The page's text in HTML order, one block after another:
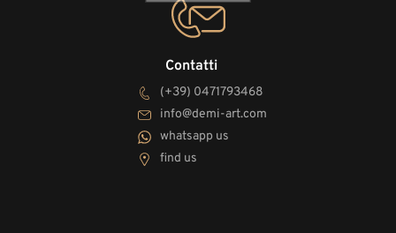
Contatti
(+39) 0471793468
info@demi-art.com
whatsapp us
find us